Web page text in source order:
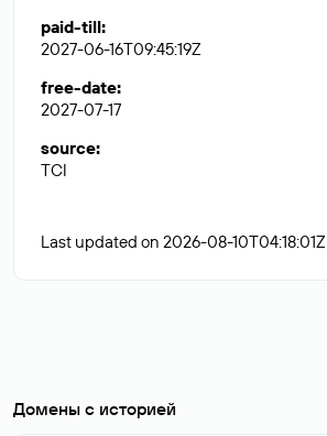
paid-till:
2027-06-16T09:45:19Z
free-date:
2027-07-17
source:
TCI
Last updated on 2026-08-10T04:18:01Z
Домены с историей